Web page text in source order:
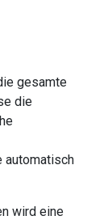
gesamte
die
automatisch
wird eine